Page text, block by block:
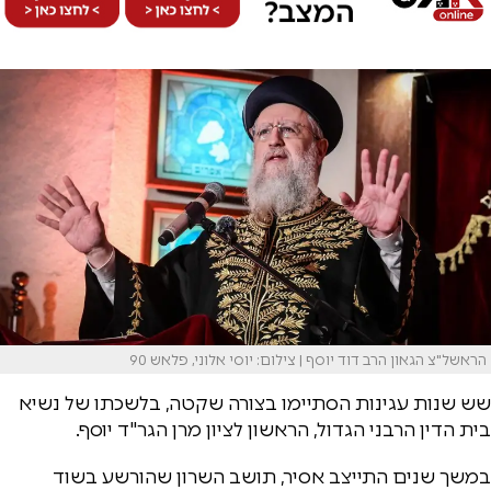
הראשל"צ הגאון הרב דוד יוסף | צילום: יוסי אלוני, פלאש 90
שש שנות עגינות הסתיימו בצורה שקטה, בלשכתו של נשיא
בית הדין הרבני הגדול, הראשון לציון מרן הגר"ד יוסף.
במשך שנים התייצב אסיר, תושב השרון שהורשע בשוד